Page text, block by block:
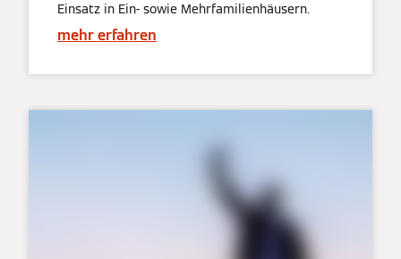
Einsatz in Ein- sowie Mehrfamilienhäusern.
mehr erfahren